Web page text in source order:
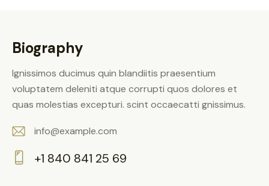
Biography
Ignissimos ducimus quin blandiitis praesentium
voluptatem deleniti atque corrupti quos dolores et
quas molestias excepturi. scint occaecatti gnissimus.
E-
m
info@example.com
+1 840 841 25 69